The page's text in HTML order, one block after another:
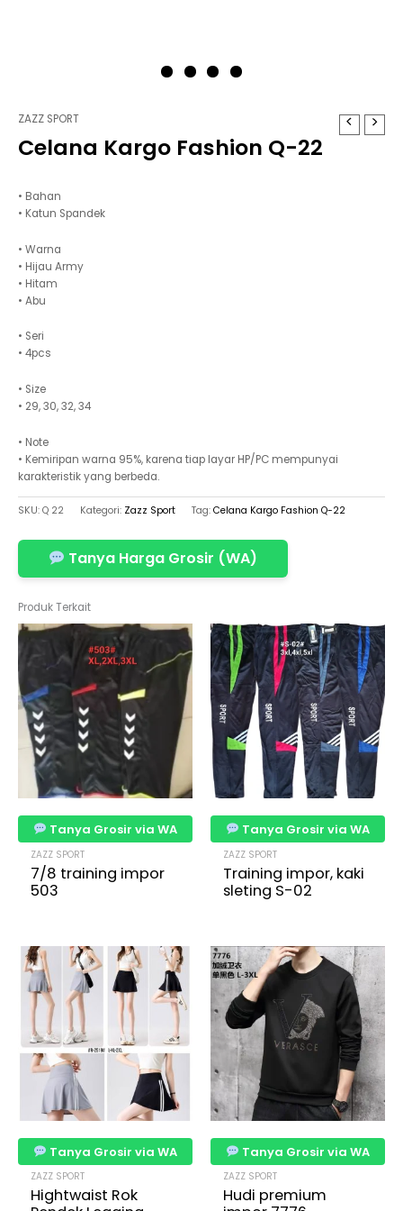
ZAZZ SPORT
Celana Kargo Fashion Q-22
• Bahan
• Katun Spandek
• Warna
• Hijau Army
• Hitam
• Abu
• Seri
• 4pcs
• Size
• 29, 30, 32, 34
• Note
• Kemiripan warna 95%, karena tiap layar HP/PC mempunyai
karakteristik yang berbeda.
SKU: Q 22 Kategori: Zazz Sport Tag: Celana Kargo Fashion Q-22
Tanya Harga Grosir (WA)
Produk Terkait
Tanya Grosir via WA
ZAZZ SPORT
7/8 training impor
503
Tanya Grosir via WA
ZAZZ SPORT
Training impor, kaki
sleting S-02
Tanya Grosir via WA
ZAZZ SPORT
Hightwaist Rok
Tanya Grosir via WA
ZAZZ SPORT
Hudi premium